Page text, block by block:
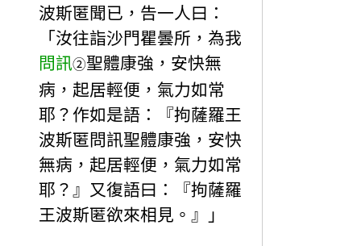
波斯匿聞已，告一人曰：
「汝往詣沙門瞿曇所，為我
問訊②聖體康強，安快無
病，起居輕便，氣力如常
耶？作如是語：『拘薩羅王
波斯匿問訊聖體康強，安快
無病，起居輕便，氣力如常
耶？』又復語曰：『拘薩羅
王波斯匿欲來相見。』」